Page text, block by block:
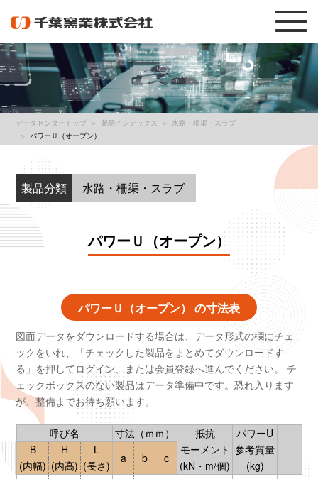
データセンタートップ 製品インデックス
水路・柵渠・スラブ
パワーＵ（オープン）
製品分類 水路・柵渠・スラブ
パワーＵ（オープン）
パワーＵ（オープン） の寸法表
図面データをダウンロードする場合は、データ形式の欄にチェ
ックをいれ、「チェックした製品をまとめてダウンロードす
る」を押してログイン、または会員登録へ進んでください。
チ
ェックボックスのない製品はデータ準備中です。恐れ入ります
が、整備までお待ち願います。
呼び名 寸法（ｍｍ）
抵抗
モーメント
(kN・m/個)
パワーU
参考質量
(kg)
B H L
a b c
(内幅) (内高) (長さ)